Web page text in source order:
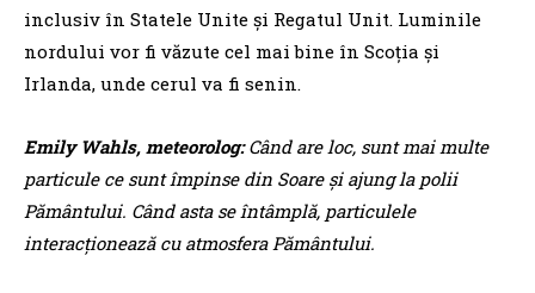
inclusiv în Statele Unite şi Regatul Unit. Luminile
nordului vor fi văzute cel mai bine în Scoţia şi
Irlanda, unde cerul va fi senin.
Emily Wahls, meteorolog: Când are loc, sunt mai multe
particule ce sunt împinse din Soare şi ajung la polii
Pământului. Când asta se întâmplă, particulele
interacţionează cu atmosfera Pământului.